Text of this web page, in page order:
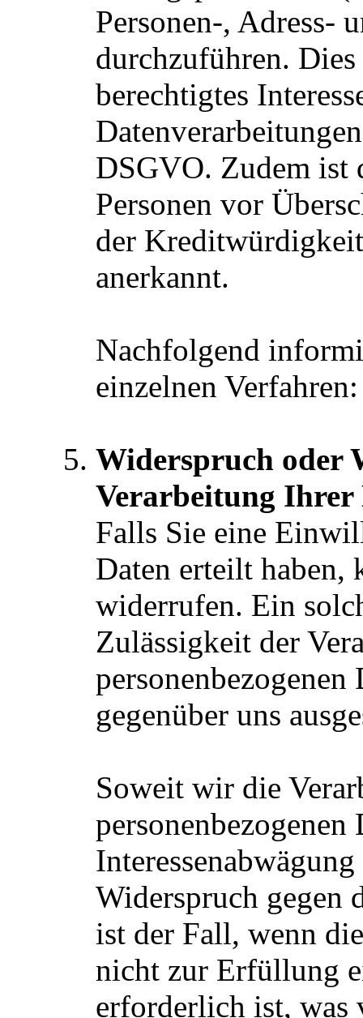
Personen-, Adress-
durchzuführen.
berechtigtes
DSGVO. Zudem ist
Personen vor
der
anerkannt.
Nachfolgend
einzelnen Verfahren:
Widerspruch oder
Verarbeitung Ihrer
Falls Sie eine
Daten erteilt haben,
widerrufen. Ein
Zulässigkeit der
gegenüber uns
Soweit wir die
personenbezogenen
Widerspruch gegen
ist der Fall, wenn
nicht zur Erfüllung
erforderlich ist, was